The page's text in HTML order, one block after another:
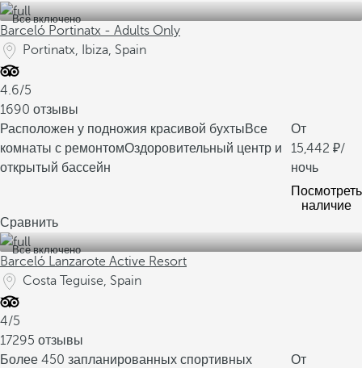
Все включено
Barceló Portinatx - Adults Only
Portinatx, Ibiza, Spain
4.6/5
1690 отзывы
Расположен у подножия красивой бухтыВсе
комнаты с ремонтомОздоровительный центр и
открытый бассейн
От
15,442
/
ночь
Посмотреть
наличие
Сравнить
Все включено
Barceló Lanzarote Active Resort
Costa Teguise, Spain
4/5
17295 отзывы
Более 450 запланированных спортивных
От